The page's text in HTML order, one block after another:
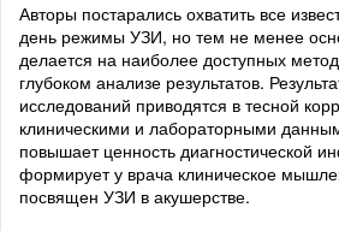
Авторы постарались охватить все
день режимы УЗИ, но тем не менее
делается на наиболее доступных
глубоком анализе результатов.
исследований приводятся в тесной
клиническими и лабораторными
повышает ценность диагностической
формирует у врача клиническое
посвящен УЗИ в акушерстве.